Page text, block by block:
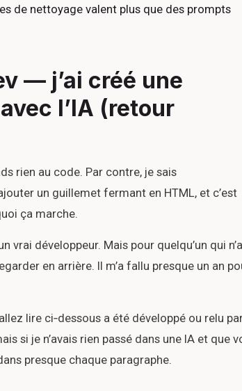
de nettoyage valent plus que des prompts
— j’ai créé une
l’IA (retour
rien au code. Par contre, je sais
un guillemet fermant en HTML, et c’est
ça marche.
développeur. Mais pour quelqu’un qui n’a
en arrière. Il m’a fallu presque un an
lire ci‑dessous a été développé ou relu
si je n’avais rien passé dans une IA et que
presque chaque paragraphe.